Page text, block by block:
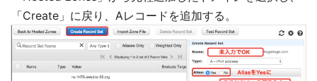
「Create」に戻り、Aレコードを追加する。